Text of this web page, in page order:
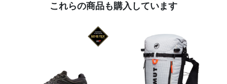
これらの商品も購入しています